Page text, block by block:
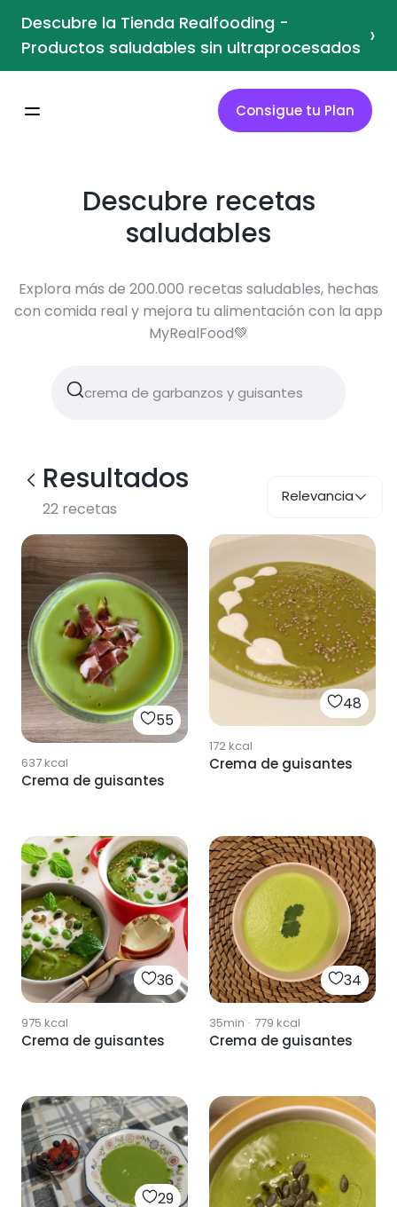
Descubre la Tienda Realfooding -
Productos saludables sin ultraprocesados ›
Consigue tu Plan
Descubre recetas
saludables
Explora más de 200.000 recetas saludables, hechas
con comida real y mejora tu alimentación con la app
MyRealFood💚
Resultados
22 recetas
Relevancia
55
637kcal
Crema de guisantes
48
172kcal
Crema de guisantes
36
975 kcal
Crema de guisantes
34
35min · 779 kcal
Crema de guisantes
29